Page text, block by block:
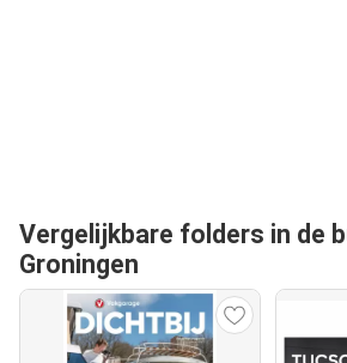
Vergelijkbare folders in de
Groningen